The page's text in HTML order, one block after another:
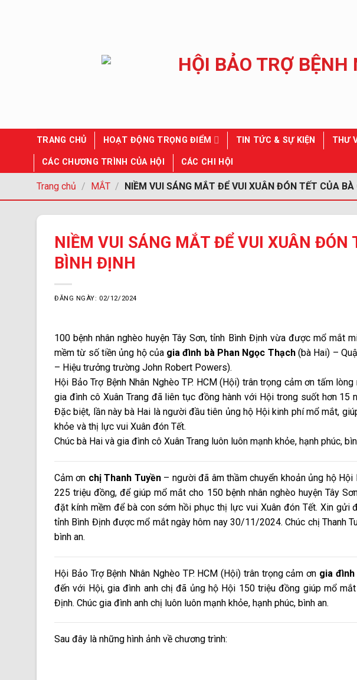
TRANG CHỦ HOẠT ĐỘNG TRỌNG ĐIỂM TIN TỨC & SỰ KIỆN THƯ
CÁC CHƯƠNG TRÌNH CỦA HỘI CÁC CHI HỘI
Trang chủ / MẮT / NIỀM VUI SÁNG MẮT ĐỂ VUI XUÂN ĐÓN TẾT CỦA
NIỀM VUI SÁNG MẮT ĐỂ VUI XUÂN ĐÓN
BÌNH ĐỊNH
ĐĂNG NGÀY: 02/12/2024
100 bệnh nhân nghèo huyện Tây Sơn, tỉnh Bình Định vừa được mổ mắt
mềm từ số tiền ủng hộ của gia đình bà Phan Ngọc Thạch(bà Hai) –
– Hiệu trưởng trường John Robert Powers).
Hội Bảo Trợ Bệnh Nhân Nghèo TP. HCM (Hội) trân trọng cảm ơn tấm
gia đình cô Xuân Trang đã liên tục đồng hành với Hội trong suốt hơn 15
Đặc biệt, lần này bà Hai là người đầu tiên ủng hộ Hội kinh phí mổ mắt,
khỏe và thị lực vui Xuân đón Tết.
Chúc bà Hai và gia đình cô Xuân Trang luôn luôn mạnh khỏe, hạnh phúc,
Cảm ơn chị Thanh Tuyền– người đã âm thầm chuyển khoản ủng hộ Hội
225 triệu đồng, để giúp mổ mắt cho 150 bệnh nhân nghèo huyện Tây
đặt kính mềm để bà con sớm hồi phục thị lực vui Xuân đón Tết. Xin gửi
tỉnh Bình Định được mổ mắt ngày hôm nay 30/11/2024. Chúc chị Thanh
bình an.
Hội Bảo Trợ Bệnh Nhân Nghèo TP. HCM (Hội) trân trọng cảm ơn gia đình
đến với Hội, gia đình anh chị đã ủng hộ Hội 150 triệu đồng giúp mổ
Định. Chúc gia đình anh chị luôn luôn mạnh khỏe, hạnh phúc, bình an.
Sau đây là những hình ảnh về chương trình: